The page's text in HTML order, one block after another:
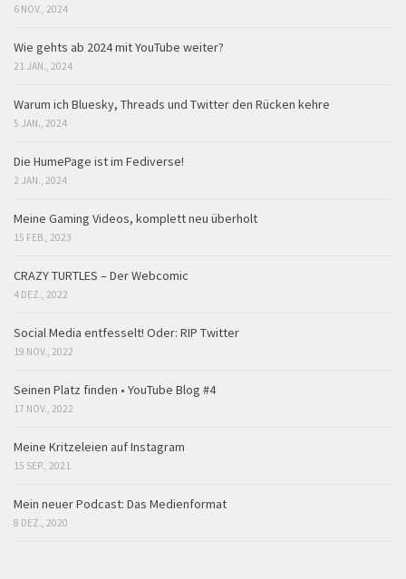
6 NOV., 2024
Wie gehts ab 2024 mit YouTube weiter?
21 JAN., 2024
Warum ich Bluesky, Threads und Twitter den Rücken kehre
5 JAN., 2024
Die HumePage ist im Fediverse!
2 JAN., 2024
Meine Gaming Videos, komplett neu überholt
15 FEB., 2023
CRAZY TURTLES – Der Webcomic
4 DEZ., 2022
Social Media entfesselt! Oder: RIP Twitter
19 NOV., 2022
Seinen Platz finden • YouTube Blog #4
17 NOV., 2022
Meine Kritzeleien auf Instagram
15 SEP., 2021
Mein neuer Podcast: Das Medienformat
8 DEZ., 2020